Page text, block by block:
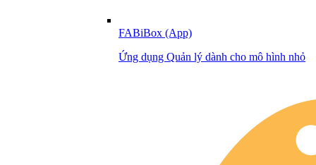
FABiBox (App)
Ứng dụng Quản lý dành cho mô hình nhỏ